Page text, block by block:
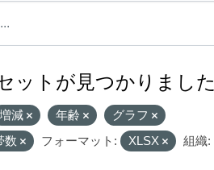
ットが見つかりました
増減 年齢
グラフ
数 フォーマット: XLSX 組織: